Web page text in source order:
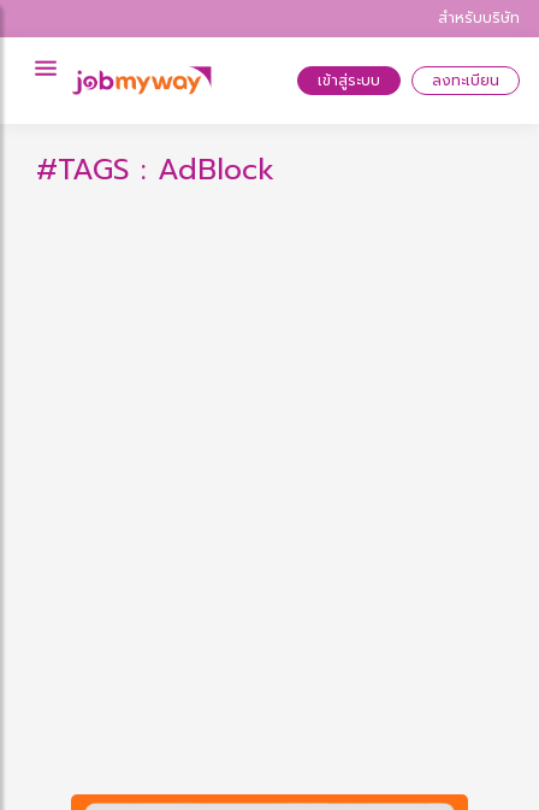
สำหรับบริษัท
เข้าสู่ระบบ ลงทะเบียน
#TAGS : AdBlock